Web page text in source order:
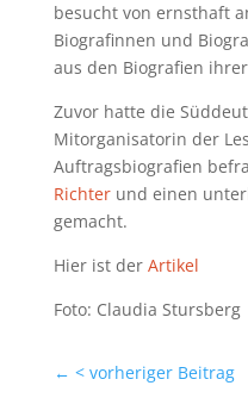
besucht von ernsthaft
Biografinnen und
aus den Biografien
Zuvor hatte die
Mitorganisatorin der
Auftragsbiografien
Richterund einen
gemacht.
Hier ist der Artikel
Foto: Claudia Stursberg
← < vorheriger Beitrag